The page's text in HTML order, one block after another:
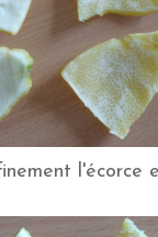
l'écorce